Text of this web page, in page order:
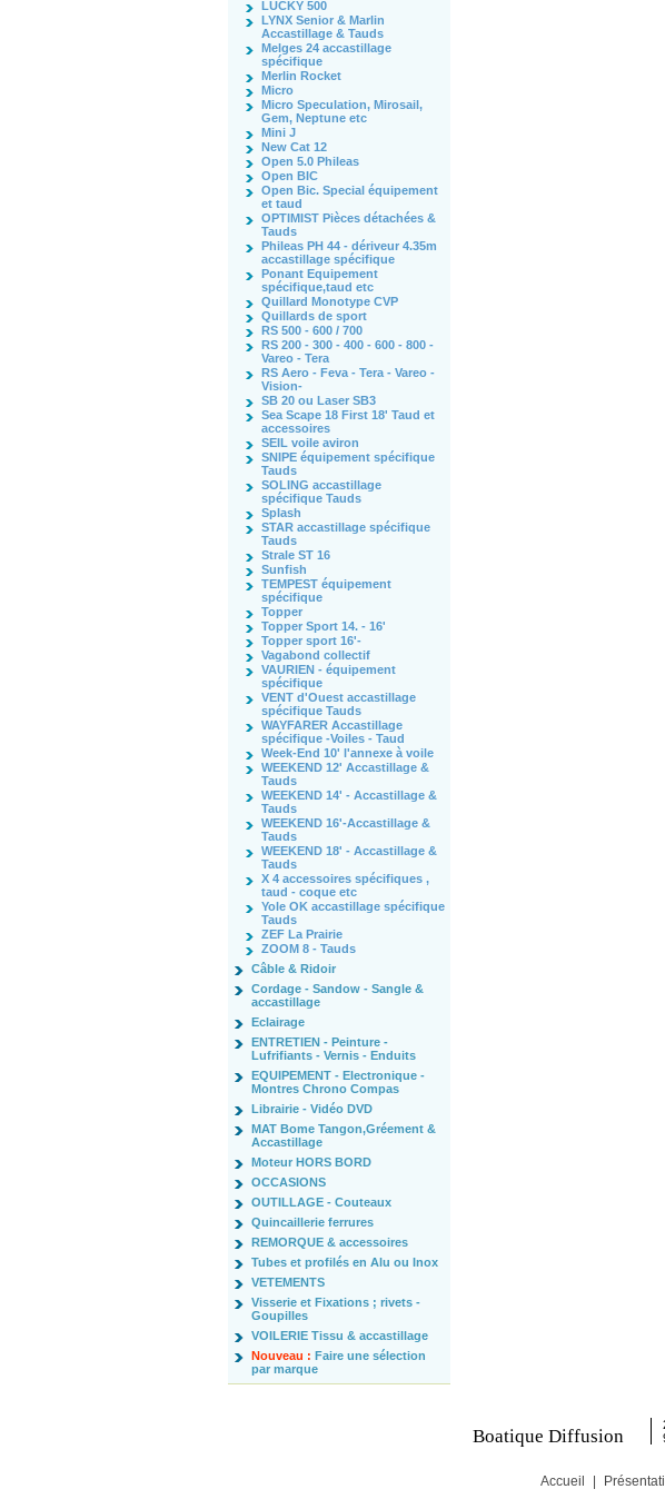
LUCKY 500
LYNX Senior & Marlin
Accastillage & Tauds
Melges 24 accastillage
spécifique
Merlin Rocket
Micro
Micro Speculation, Mirosail,
Gem, Neptune etc
Mini J
New Cat 12
Open 5.0 Phileas
Open BIC
Open Bic. Special équipement
et taud
OPTIMIST Pièces détachées &
Tauds
Phileas PH 44 - dériveur 4.35m
accastillage spécifique
Ponant Equipement
spécifique,taud etc
Quillard Monotype CVP
Quillards de sport
RS 500 - 600 / 700
RS 200 - 300 - 400 - 600 - 800 -
Vareo - Tera
RS Aero - Feva - Tera - Vareo -
Vision-
SB 20 ou Laser SB3
Sea Scape 18 First 18' Taud et
accessoires
SEIL voile aviron
SNIPE équipement spécifique
Tauds
SOLING accastillage
spécifique Tauds
Splash
STAR accastillage spécifique
Tauds
Strale ST 16
Sunfish
TEMPEST équipement
spécifique
Topper
Topper Sport 14. - 16'
Topper sport 16'-
Vagabond collectif
VAURIEN - équipement
spécifique
VENT d'Ouest accastillage
spécifique Tauds
WAYFARER Accastillage
spécifique -Voiles - Taud
Week-End 10' l'annexe à voile
WEEKEND 12' Accastillage &
Tauds
WEEKEND 14' - Accastillage &
Tauds
WEEKEND 16'-Accastillage &
Tauds
WEEKEND 18' - Accastillage &
Tauds
X 4 accessoires spécifiques ,
taud - coque etc
Yole OK accastillage spécifique
Tauds
ZEF La Prairie
ZOOM 8 - Tauds
Câble & Ridoir
Cordage - Sandow - Sangle &
accastillage
Eclairage
ENTRETIEN - Peinture -
Lufrifiants - Vernis - Enduits
EQUIPEMENT - Electronique -
Montres Chrono Compas
Librairie - Vidéo DVD
MAT Bome Tangon,Gréement &
Accastillage
Moteur HORS BORD
OCCASIONS
OUTILLAGE - Couteaux
Quincaillerie ferrures
REMORQUE & accessoires
Tubes et profilés en Alu ou Inox
VETEMENTS
Visserie et Fixations ; rivets -
Goupilles
VOILERIE Tissu & accastillage
Nouveau : Faire une sélection
par marque
Boatique Diffusion
Accueil